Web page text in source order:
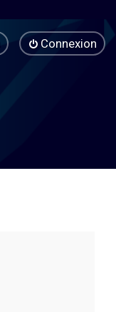
Connexion